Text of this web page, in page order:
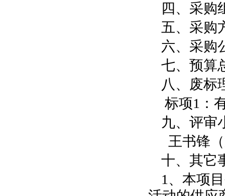
四、采购
五、采购
六、采购
七、预算
八、废标
标项1 ：
九、评审
王书锋
十、其它
1 、本项